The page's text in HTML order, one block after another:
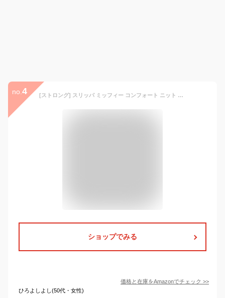
no. 4 [ストロング] スリッパ ミッフィー コンフォート ニット ボーダー かわいい レディース おしゃれ 前あき 室内 ルームシューズ (グレー)
ショップでみる
価格と在庫をAmazonでチェック >>
ひろよしよし(50代・女性)